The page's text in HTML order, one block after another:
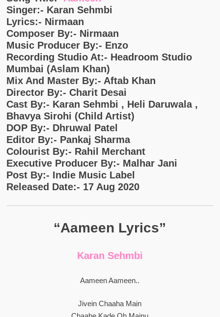
Singer:- Karan Sehmbi
Lyrics:- Nirmaan
Composer By:- Nirmaan
Music Producer By:- Enzo
Recording Studio At:- Headroom Studio
Mumbai (Aslam Khan)
Mix And Master By:- Aftab Khan
Director By:- Charit Desai
Cast By:- Karan Sehmbi , Heli Daruwala ,
Bhavya Sirohi (Child Artist)
DOP By:- Dhruwal Patel
Editor By:- Pankaj Sharma
Colourist By:- Rahil Merchant
Executive Producer By:- Malhar Jani
Post By:- Indie Music Label
Released Date:- 17 Aug 2020
“Aameen Lyrics”
Karan Sehmbi
Aameen Aameen..
Jivein Chaaha Main